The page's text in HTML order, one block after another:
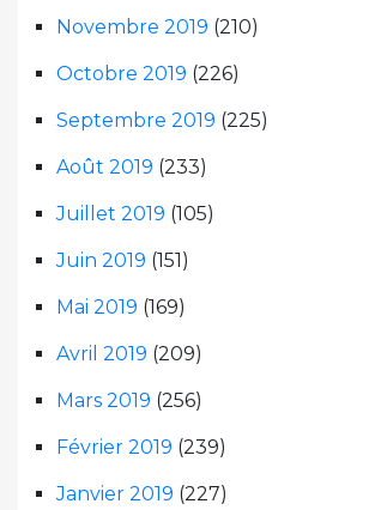
Novembre 2019 (210)
Octobre 2019 (226)
Septembre 2019 (225)
Août 2019 (233)
Juillet 2019 (105)
Juin 2019 (151)
Mai 2019 (169)
Avril 2019 (209)
Mars 2019 (256)
Février 2019 (239)
Janvier 2019 (227)